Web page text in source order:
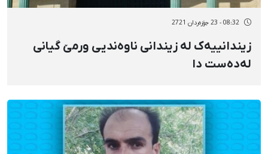
08:32 - 23 جۆزەردان 2721
زیندانییەک لە زیندانی ناوەندیی ورمێ گیانی
لەدەست دا